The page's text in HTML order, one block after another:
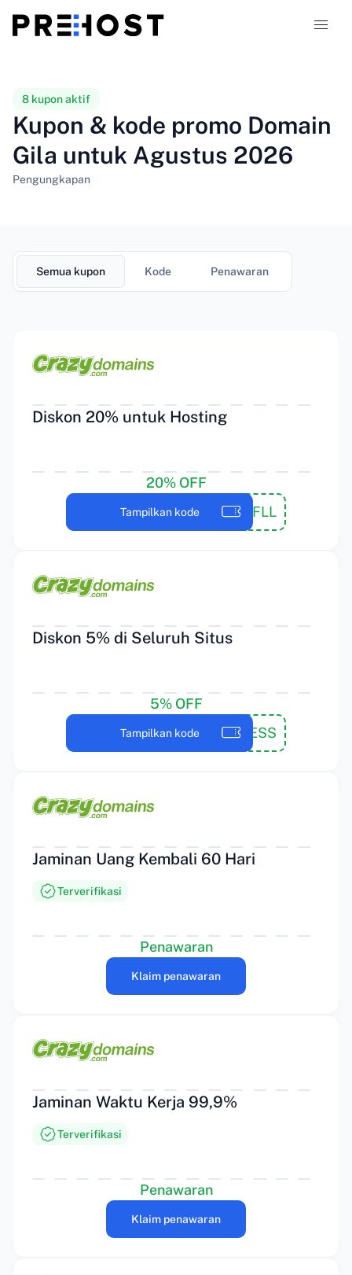
Perbandingan
Kupon 319
8 kupon aktif
Kupon & kode promo Domain
Gila untuk Agustus 2026
Pengungkapan
Semua kupon Kode Penawaran
Diskon 20% untuk Hosting
20% OFF
20DNTPAYFLL
Tampilkan kode
Diskon 5% di Seluruh Situs
5% OFF
JESS
Tampilkan kode
Jaminan Uang Kembali 60 Hari
Terverifikasi
Penawaran
Klaim penawaran
Jaminan Waktu Kerja 99,9%
Terverifikasi
Penawaran
Klaim penawaran